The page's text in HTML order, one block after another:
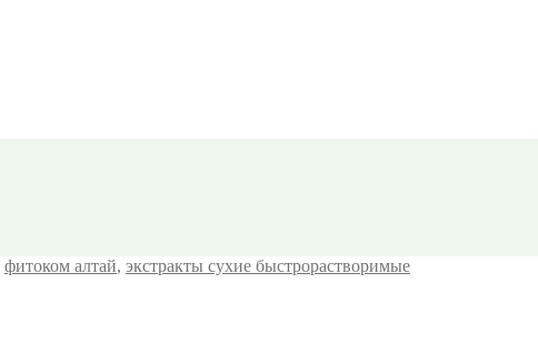
фитоком алтай, экстракты сухие быстрорастворимые